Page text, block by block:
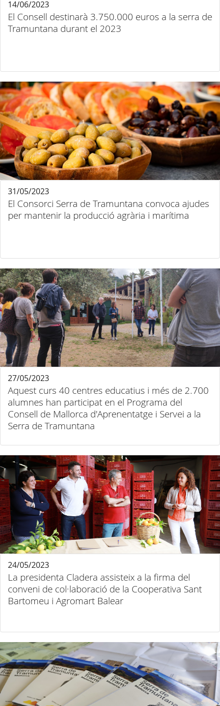
El Consell destinarà 3.750.000 euros a la serra de
Tramuntana durant el 2023
14/06/2023
El Consorci Serra de Tramuntana convoca ajudes
per mantenir la producció agrària i marítima
31/05/2023
Aquest curs 40 centres educatius i més de 2.700
alumnes han participat en el Programa del
Consell de Mallorca d'Aprenentatge i Servei a la
Serra de Tramuntana
27/05/2023
La presidenta Cladera assisteix a la firma del
conveni de col·laboració de la Cooperativa Sant
Bartomeu i Agromart Balear
24/05/2023